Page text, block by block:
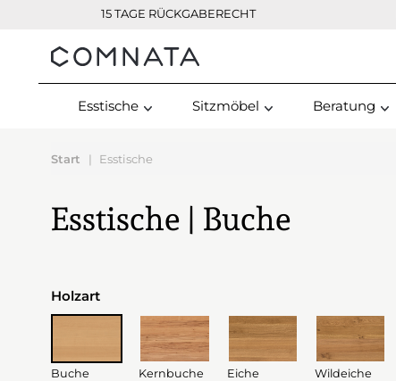
15 TAGE RÜCKGABERECHT
Kontakt
Esstische Sitzmöbel Beratung
Start Esstische
Esstische | Buche
Holzart
Buche Kernbuche Eiche Wildeiche